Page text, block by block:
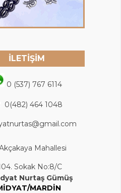
İLETİŞİM
0 (537) 767 6114
0(482) 464 1048
Mahallesi
Sokak No:8/C
Nurtaş Gümüş
MARDİN